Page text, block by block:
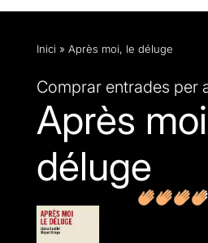
Inici » Après moi, le déluge
Comprar entrades per
Après
déluge